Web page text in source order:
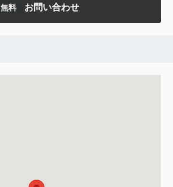
無料 お問い合わせ